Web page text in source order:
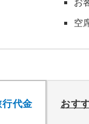
空
代金 おす